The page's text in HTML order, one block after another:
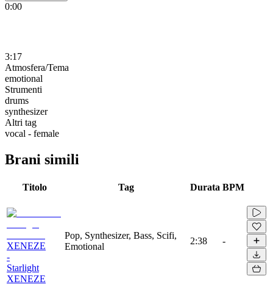
0:00
3:17
Atmosfera/Tema
emotional
Strumenti
drums
synthesizer
Altri tag
vocal - female
Brani simili
Titolo Tag Durata BPM
XENEZE
-
Starlight
XENEZE
Pop, Synthesizer, Bass, Scifi,
Emotional
2:38 -